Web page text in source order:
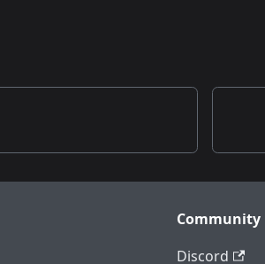
Community
Discord